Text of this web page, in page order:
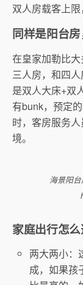
双人房载客上限
同样是阳台
在皇家加勒比大
三人房，和四
是双人大床+双
有bunk，预定
时，客房服务
境。
海景阳
家庭出行怎么
两大两小：
成，如果孩